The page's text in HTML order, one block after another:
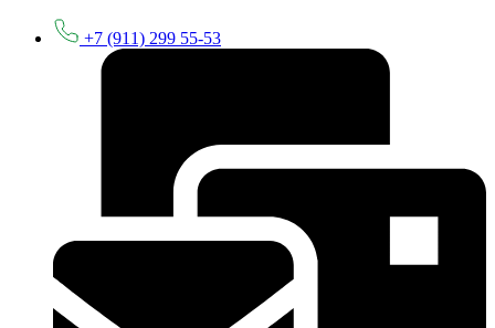
+7 (911) 299 55-53